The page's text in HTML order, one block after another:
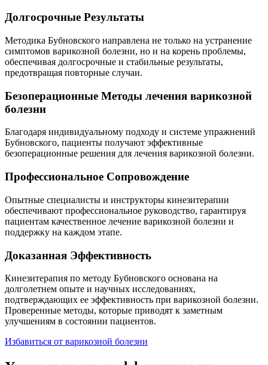
Долгосрочные Результаты
Методика Бубновского направлена не только на устранение
симптомов варикозной болезни, но и на корень проблемы,
обеспечивая долгосрочные и стабильные результаты,
предотвращая повторные случаи.
Безоперационные Методы лечения варикозной
болезни
Благодаря индивидуальному подходу и системе упражнений
Бубновского, пациенты получают эффективные
безоперационные решения для лечения варикозной болезни.
Профессиональное Сопровождение
Опытные специалисты и инструкторы кинезитерапии
обеспечивают профессиональное руководство, гарантируя
пациентам качественное лечение варикозной болезни и
поддержку на каждом этапе.
Доказанная Эффективность
Кинезитерапия по методу Бубновского основана на
долголетнем опыте и научных исследованиях,
подтверждающих ее эффективность при варикозной болезни.
Проверенные методы, которые приводят к заметным
улучшениям в состоянии пациентов.
Избавиться от варикозной болезни